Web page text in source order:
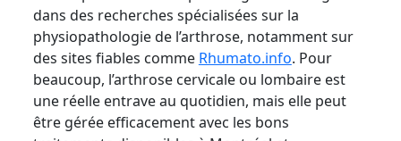
dans des recherches spécialisées sur la
physiopathologie de l’arthrose, notamment sur
des sites fiables comme Rhumato.info. Pour
beaucoup, l’arthrose cervicale ou lombaire est
une réelle entrave au quotidien, mais elle peut
être gérée efficacement avec les bons